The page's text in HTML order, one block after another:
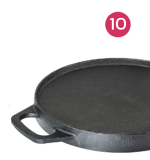
incluem preço acessível, boa
de calor dos alimentos e facilidade
e comprimento total com alças/
10